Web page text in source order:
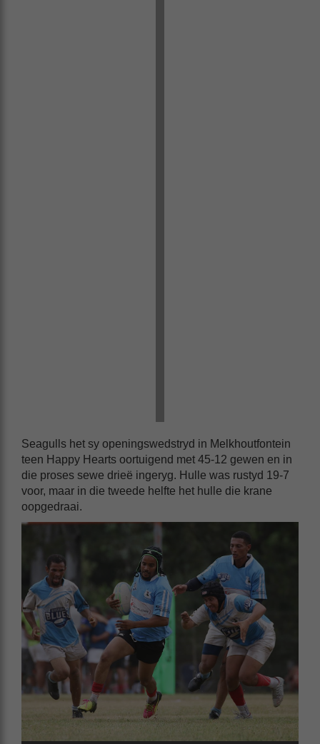
Seagulls het sy openingswedstryd in Melkhoutfontein
teen Happy Hearts oortuigend met 45-12 gewen en in
die proses sewe drieë ingeryg. Hulle was rustyd 19-7
voor, maar in die tweede helfte het hulle die krane
oopgedraai.